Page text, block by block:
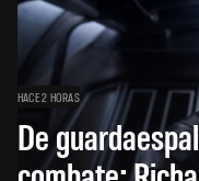
HACE 2 HORAS
De